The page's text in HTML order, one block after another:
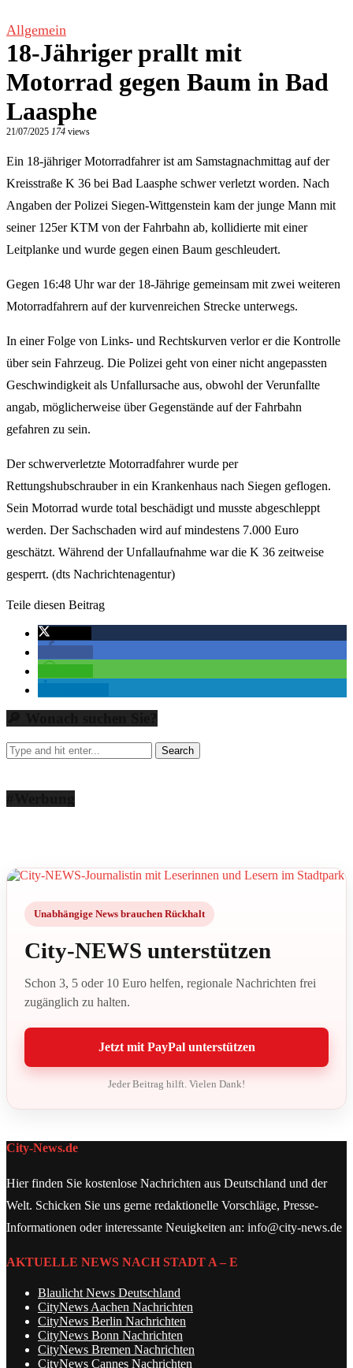
Allgemein
18-Jähriger prallt mit
Motorrad gegen Baum in Bad
Laasphe
21/07/2025 174 views
Ein 18-jähriger Motorradfahrer ist am Samstagnachmittag auf der
Kreisstraße K 36 bei Bad Laasphe schwer verletzt worden. Nach
Angaben der Polizei Siegen-Wittgenstein kam der junge Mann mit
seiner 125er KTM von der Fahrbahn ab, kollidierte mit einer
Leitplanke und wurde gegen einen Baum geschleudert.
Gegen 16:48 Uhr war der 18-Jährige gemeinsam mit zwei weiteren
Motorradfahrern auf der kurvenreichen Strecke unterwegs.
In einer Folge von Links- und Rechtskurven verlor er die Kontrolle
über sein Fahrzeug. Die Polizei geht von einer nicht angepassten
Geschwindigkeit als Unfallursache aus, obwohl der Verunfallte
angab, möglicherweise über Gegenstände auf der Fahrbahn
gefahren zu sein.
Der schwerverletzte Motorradfahrer wurde per
Rettungshubschrauber in ein Krankenhaus nach Siegen geflogen.
Sein Motorrad wurde total beschädigt und musste abgeschleppt
werden. Der Sachschaden wird auf mindestens 7.000 Euro
geschätzt. Während der Unfallaufnahme war die K 36 zeitweise
gesperrt. (dts Nachrichtenagentur)
Teile diesen Beitrag
Unabhängige News brauchen Rückhalt
City-NEWS unterstützen
Schon 3, 5 oder 10 Euro helfen, regionale Nachrichten frei
zugänglich zu halten.
Jetzt mit PayPal unterstützen
Jeder Beitrag hilft. Vielen Dank!
City-News.de
Hier finden Sie kostenlose Nachrichten aus Deutschland und der
Welt. Schicken Sie uns gerne redaktionelle Vorschläge, Presse-
Informationen oder interessante Neuigkeiten an: info@city-news.de
AKTUELLE NEWS NACH STADT A – E
Blaulicht News Deutschland
CityNews Aachen Nachrichten
CityNews Berlin Nachrichten
CityNews Bonn Nachrichten
CityNews Bremen Nachrichten
CityNews Cannes Nachrichten